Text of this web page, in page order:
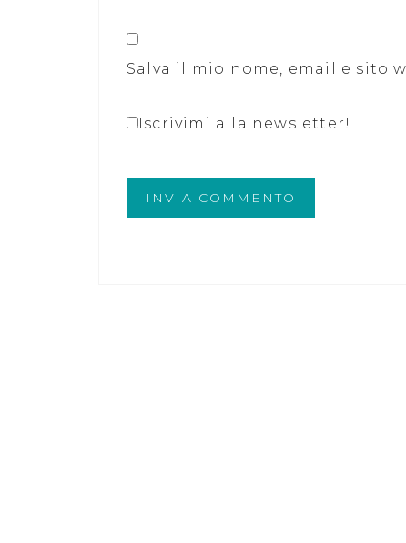
Salva il mio nome, email e sito
Iscrivimi alla newsletter!